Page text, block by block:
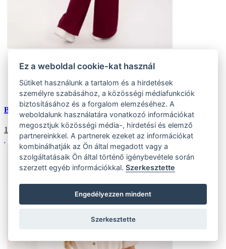
Univerzális
(2 ks)
Szállítás az otthoni:
Külső tároló (2 ks)
Szállítás 4-7 munkanapon belül
Bordó alapdarab pulóver szett kapucni nélkül
15341HUF
Ez a weboldal cookie-kat használ
Sütiket használunk a tartalom és a hirdetések
személyre szabásához, a közösségi médiafunkciók
biztosításához és a forgalom elemzéséhez. A
weboldalunk használatára vonatkozó információkat
megosztjuk közösségi média-, hirdetési és elemző
partnereinkkel. A partnerek ezeket az információkat
kombinálhatják az Ön által megadott vagy a
szolgáltatásaik Ön által történő igénybevétele során
szerzett egyéb információkkal.Szerkesztette
Engedélyezzen mindent
Szerkesztette